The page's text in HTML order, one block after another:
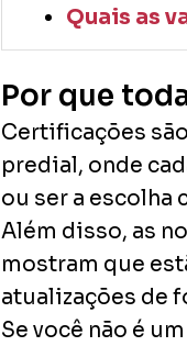
Quais as
Por que
Certificações
predial, onde
ou ser a escolha
Além disso, as
mostram que
atualizações de
Se você não é